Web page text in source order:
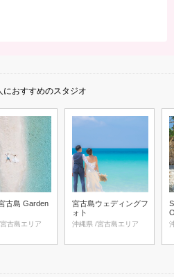
おすすめのスタジオ
古島 Garden
縄県 /宮古島エリア
宮古島ウェディングフ
ォト
沖縄県 /宮古島エリア